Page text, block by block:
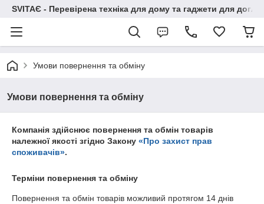
SVITAЄ - Перевірена техніка для дому та гаджети для
Умови повернення та обміну
Умови повернення та обміну
Компанія здійснює повернення та обмін товарів
належної якості згідно Закону «Про захист прав
споживачів».
Терміни повернення та обміну
Повернення та обмін товарів можливий протягом 14 днів